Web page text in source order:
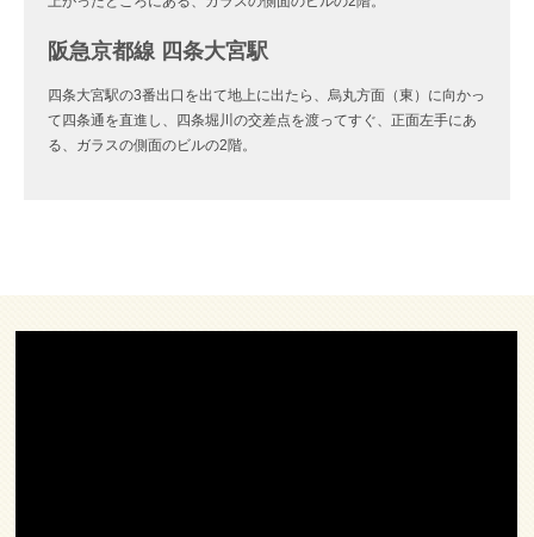
阪急京都線 四条大宮駅
四条大宮駅の3番出口を出て地上に出たら、烏丸方面（東）に向かっ
て四条通を直進し、四条堀川の交差点を渡ってすぐ、正面左手にあ
る、ガラスの側面のビルの2階。